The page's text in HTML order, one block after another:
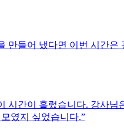
만들어 냈다면 이번 시간은
간이 흘렀습니다. 강사님
였지 싶었습니다.”